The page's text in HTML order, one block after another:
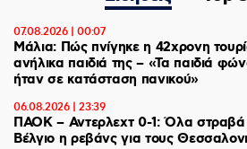
07.08.2026 | 00:07
Μάλια: Πώς πνίγηκε η 42χρονη
ανήλικα παιδιά της – «Τα παιδιά
ήταν σε κατάσταση πανικού»
06.08.2026 | 23:39
ΠΑΟΚ – Αντερλεχτ 0-1: Όλα στραβά
Βέλγιο η ρεβάνς για τους